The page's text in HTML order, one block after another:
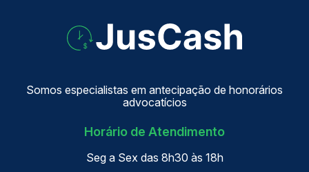
Somos especialistas em antecipação de honorários
advocatícios
Horário de Atendimento
Seg a Sex das 8h30 às 18h